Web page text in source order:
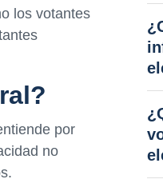
los votantes
por
no